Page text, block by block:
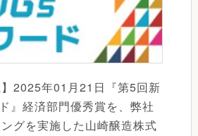
】2025年01月21日『第5回新
』経済部門優秀賞を、弊社
グを実施した山崎醸造株式